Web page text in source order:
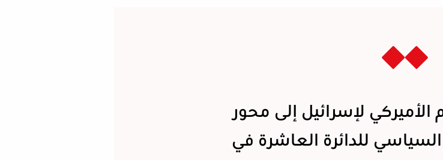
لإسرائيل إلى محور
للدائرة العاشرة في